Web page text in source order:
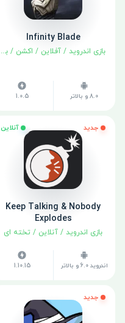
Infinity Blade
بازی اندروید / آفلاین / اکشن / بهترین‌ها
8.0 و بالاتر 1.0.5
جدید آنلاین
Keep Talking & Nobody
Explodes
بازی اندروید / آنلاین / تخته ای
اندروید 6.0 و بالاتر 1.10.15
جدید